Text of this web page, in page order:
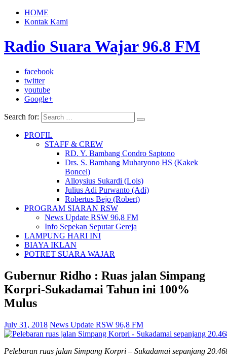
HOME
Kontak Kami
Radio Suara Wajar 96.8 FM
facebook
twitter
youtube
Google+
Search for:
PROFIL
STAFF & CREW
RD. Y. Bambang Condro Saptono
Drs. S. Bambang Muharyono HS (Kakek
Boncel)
Alloysius Sukardi (Lois)
Julius Adi Purwanto (Adi)
Robertus Bejo (Robert)
PROGRAM SIARAN RSW
News Update RSW 96,8 FM
Info Sepekan Seputar Gereja
LAMPUNG HARI INI
BIAYA IKLAN
POTRET SUARA WAJAR
Gubernur Ridho : Ruas jalan Simpang
Korpri-Sukadamai Tahun ini 100%
Mulus
July 31, 2018 News Update RSW 96,8 FM
Pelebaran ruas jalan Simpang Korpri – Sukadamai sepanjang